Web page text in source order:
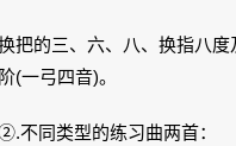
的三、六、八、换指八度
(一弓四音)。
同类型的练习曲两首：